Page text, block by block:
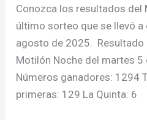
Conozca los resultados del
último sorteo que se llevó
agosto de 2025.
Motilón Noche del martes 5
Números ganadores: 1294
primeras: 129 La Quinta: 6
de
agosto
de
2025